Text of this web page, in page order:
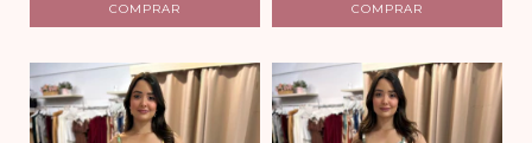
COMPRAR COMPRAR